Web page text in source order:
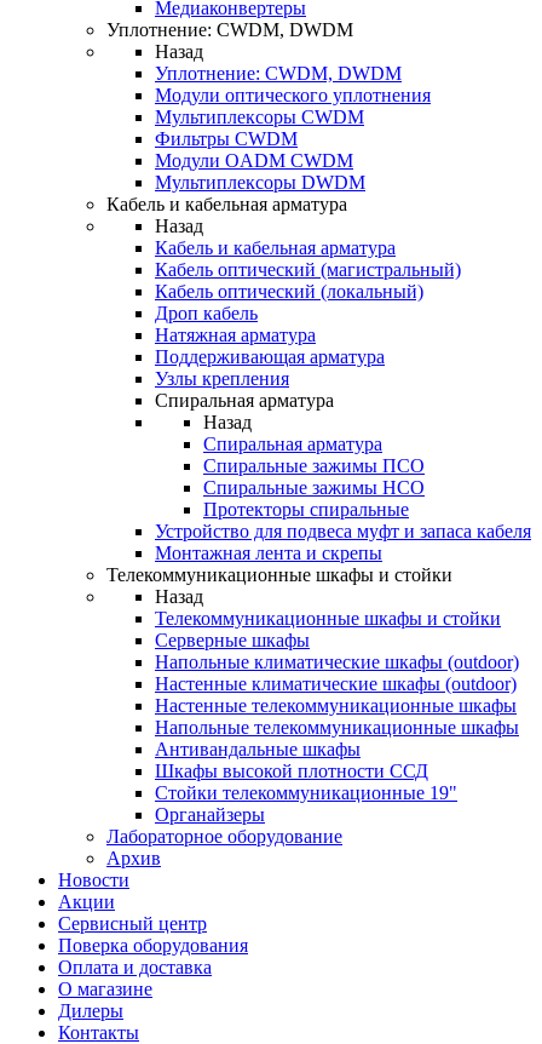
Медиаконвертеры
Уплотнение: CWDM, DWDM
Назад
Уплотнение: CWDM, DWDM
Модули оптического уплотнения
Мультиплексоры CWDM
Фильтры CWDM
Модули OADM CWDM
Мультиплексоры DWDM
Кабель и кабельная арматура
Назад
Кабель и кабельная арматура
Кабель оптический (магистральный)
Кабель оптический (локальный)
Дроп кабель
Натяжная арматура
Поддерживающая арматура
Узлы крепления
Спиральная арматура
Назад
Спиральная арматура
Спиральные зажимы ПСО
Спиральные зажимы НСО
Протекторы спиральные
Устройство для подвеса муфт и запаса кабеля
Монтажная лента и скрепы
Телекоммуникационные шкафы и стойки
Назад
Телекоммуникационные шкафы и стойки
Серверные шкафы
Напольные климатические шкафы (outdoor)
Настенные климатические шкафы (outdoor)
Настенные телекоммуникационные шкафы
Напольные телекоммуникационные шкафы
Антивандальные шкафы
Шкафы высокой плотности ССД
Стойки телекоммуникационные 19"
Органайзеры
Лабораторное оборудование
Архив
Новости
Акции
Сервисный центр
Поверка оборудования
Оплата и доставка
О магазине
Дилеры
Контакты